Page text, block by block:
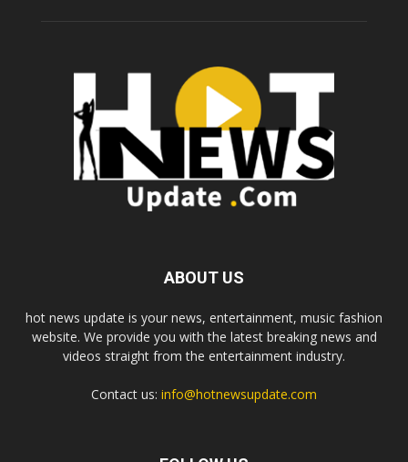
ABOUT US
hot news update is your news, entertainment, music fashion
website. We provide you with the latest breaking news and
videos straight from the entertainment industry.
Contact us: info@hotnewsupdate.com